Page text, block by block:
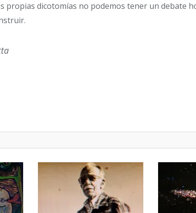
propias dicotomías no podemos tener un debate